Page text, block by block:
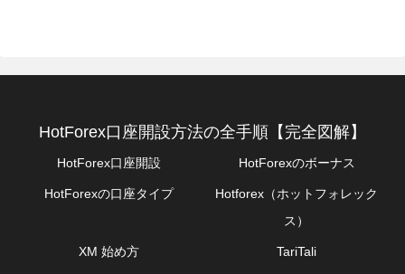
HotForex口座開設方法の全手順【完全図解】
HotForex口座開設 HotForexのボーナス
HotForexの口座タイプ
Hotforex（ホットフォレック
ス）
XM 始め方 TariTali